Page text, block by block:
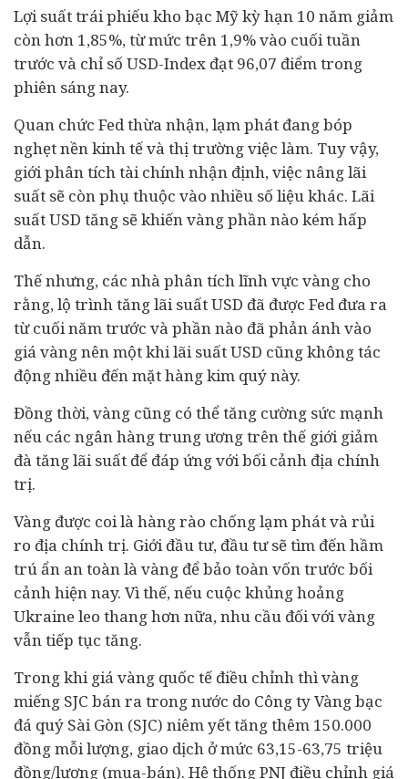
Lợi suất trái phiếu kho bạc Mỹ kỳ hạn 10 năm giảm
còn hơn 1,85%, từ mức trên 1,9% vào cuối tuần
trước và chỉ số USD-Index đạt 96,07 điểm trong
phiên sáng nay.
Quan chức Fed thừa nhận, lạm phát đang bóp
nghẹt nềnkinh tếvà thị trường việc làm. Tuy vậy,
giới phân tích tài chính nhận định, việc nâng lãi
suất sẽ còn phụ thuộc vào nhiều số liệu khác. Lãi
suất USD tăng sẽ khiến vàng phần nào kém hấp
dẫn.
Thế nhưng, các nhà phân tích lĩnh vực vàng cho
rằng, lộ trình tăng lãi suất USD đã được Fed đưa ra
từ cuối năm trước và phần nào đã phản ánh vào
giá vàng nên một khi lãi suất USD cũng không tác
động nhiều đến mặt hàng kim quý này.
Đồng thời, vàng cũng có thể tăng cường sức mạnh
nếu các ngân hàngtrung ương trên thế giới giảm
đà tăng lãi suất để đáp ứng với bối cảnh địa chính
trị.
Vàng được coi là hàng rào chống lạm phát và rủi
ro địa chính trị. Giớiđầu tư, đầu tư sẽ tìm đến hầm
trú ẩn an toàn là vàng để bảo toàn vốn trước bối
cảnh hiện nay. Vì thế, nếu cuộc khủng hoảng
Ukraine leo thang hơn nữa, nhu cầu đối với vàng
vẫn tiếp tục tăng.
Trong khi giá vàng quốc tế điều chỉnh thì vàng
miếng SJC bán ra trong nước do Công ty Vàng bạc
đá quý Sài Gòn (SJC) niêm yết tăng thêm 150.000
đồng mỗi lượng, giao dịch ở mức 63,15-63,75 triệu
đồng/lượng (mua-bán). Hệ thống PNJ điều chỉnh giá